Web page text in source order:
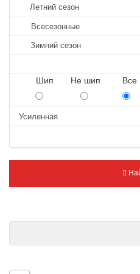
Aoteli
Arivo
Armstrong
ATF
Летний сезон
Всесезонные
Зимний сезон
Шип Не шип Все
Усиленная